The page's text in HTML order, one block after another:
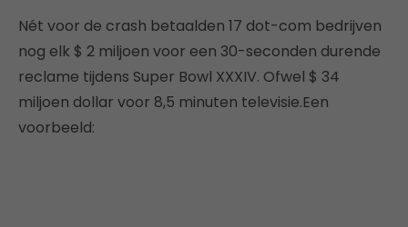
Nét voor de crash betaalden 17 dot-com bedrijven
nog elk $ 2 miljoen voor een 30-seconden durende
reclame tijdens Super Bowl XXXIV. Ofwel $ 34
miljoen dollar voor 8,5 minuten televisie.Een
voorbeeld: